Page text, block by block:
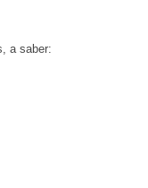
a saber: